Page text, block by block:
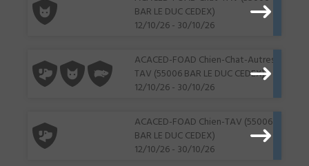
BAR LE DUC CEDEX)
12/10/26 - 30/10/26
ACACED-FOAD Chien-Chat-Autres-
TAV (55006 BAR LE DUC CEDEX)
12/10/26 - 30/10/26
ACACED-FOAD Chien-TAV (55006
BAR LE DUC CEDEX)
12/10/26 - 30/10/26